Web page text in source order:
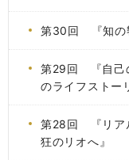
第30回 『知の
第29回 『自己
のライフストー
第28回 『リア
狂のリオへ』